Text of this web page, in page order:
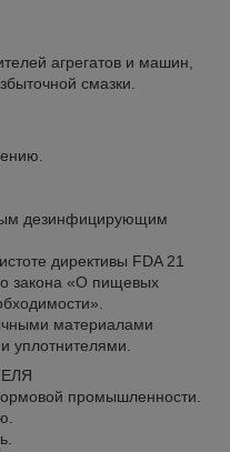
агрегатов и машин,
смазки.
дезинфицирующим
директивы FDA 21
закона «О пищевых
материалами
уплотнителями.
промышленности.